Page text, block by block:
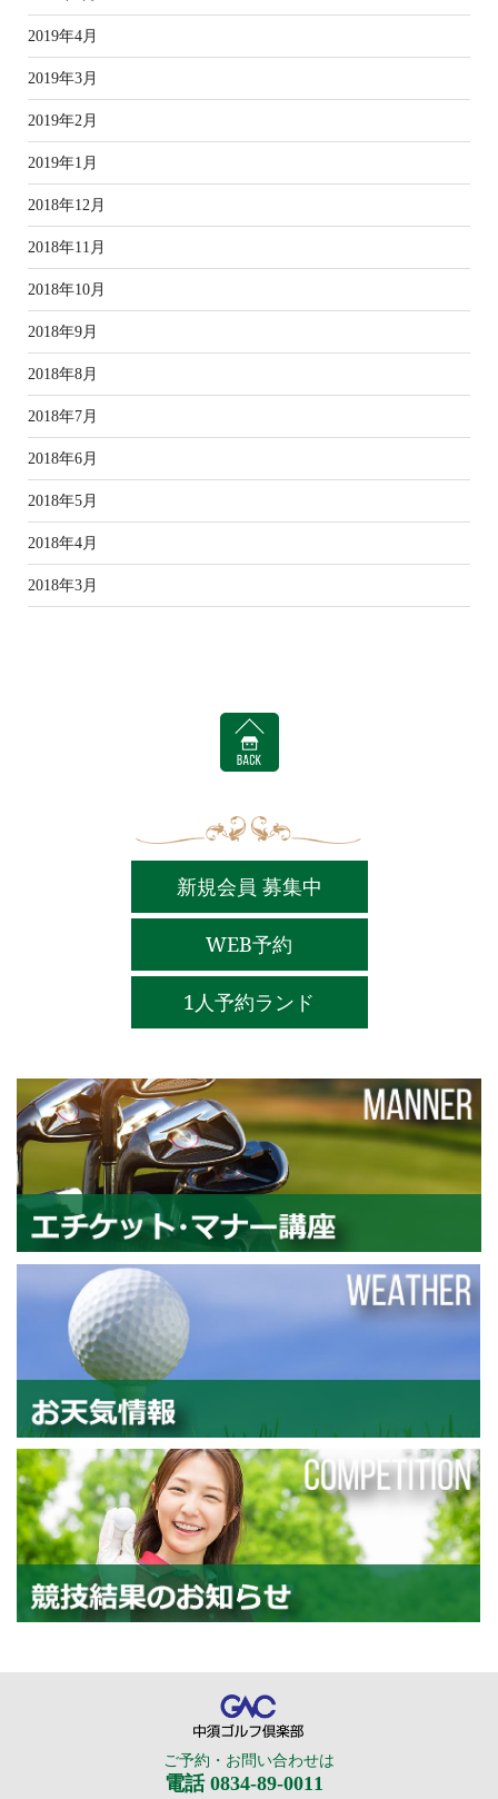
2019年4月
2019年3月
2019年2月
2019年1月
2018年12月
2018年11月
2018年10月
2018年9月
2018年8月
2018年7月
2018年6月
2018年5月
2018年4月
2018年3月
新規会員 募集中
WEB予約
1人予約ランド
ご予約・お問い合わせは
電話 0834-89-0011